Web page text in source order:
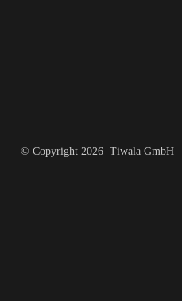
© Copyright 2026 Tiwala GmbH